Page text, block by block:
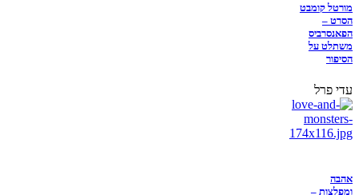
מורטל קומבט
הסרט –
הפאנסרביס
משתלט על
הסיפור
עדי פרל
אהבה
ומפלצות –